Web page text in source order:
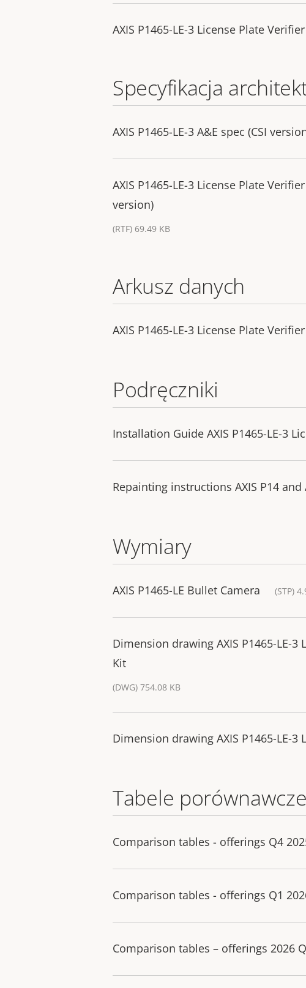
AXIS P1465-LE-3 License Plate
Specyfikacja
AXIS P1465-LE-3 A&E spec (CSI
AXIS P1465-LE-3 License Plate
version)
(RTF) 69.49 KB
Arkusz danych
AXIS P1465-LE-3 License Plate
Podręczniki
Installation Guide AXIS P1465-LE-3
Repainting instructions AXIS P14 and
Wymiary
AXIS P1465-LE Bullet Camera (STP)
Dimension drawing AXIS P1465-LE-3
Kit
(DWG) 754.08 KB
Dimension drawing AXIS P1465-LE-3
Tabele
Comparison tables - offerings Q4
Comparison tables - offerings Q1
Comparison tables – offerings 2026